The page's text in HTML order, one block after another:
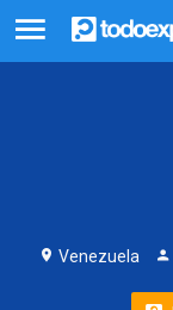
Venezuela